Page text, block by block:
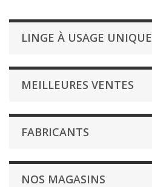
LINGE À USAGE UNIQUE
MEILLEURES VENTES
FABRICANTS
NOS MAGASINS